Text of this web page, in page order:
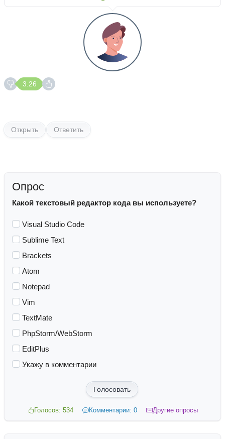
3.26
Открыть Ответить
Опрос
Какой текстовый редактор кода вы используете?
Visual Studio Code
Sublime Text
Brackets
Atom
Notepad
Vim
TextMate
PhpStorm/WebStorm
EditPlus
Укажу в комментарии
Голосовать
Голосов: 534 Комментарии: 0 Другие опросы